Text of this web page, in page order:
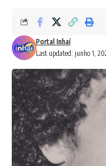
Last updated: junho 1,
Portal Inhaí